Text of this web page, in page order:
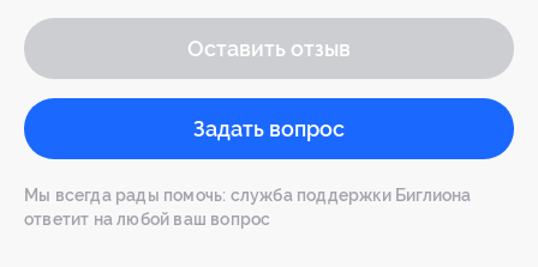
Оставить отзыв
Задать вопрос
Мы всегда рады помочь: служба поддержки Биглиона
ответит на любой ваш вопрос